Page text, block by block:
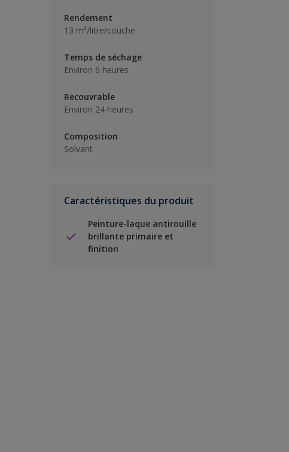
Rendement
13 m²/litre/couche
Temps de séchage
Environ 6 heures
Recouvrable
Environ 24 heures
Composition
Solvant
Caractéristiques du produit
Peinture-laque antirouille
brillante primaire et
finition